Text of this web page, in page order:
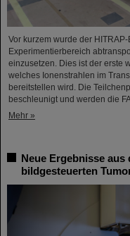
Vor kurzem wurde der
Experimentierbereich
einzusetzen. Dies ist der erste
welches Ionenstrahlen im
bereitstellen wird. Die
beschleunigt und werden die
Mehr »
Neue Ergebnisse
bildgesteuerten